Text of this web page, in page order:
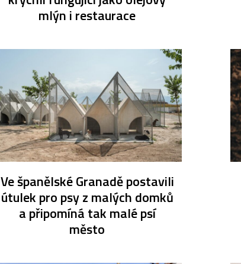
mlýn i restaurace
Ve španělské Granadě postavili
útulek pro psy z malých domků
a připomíná tak malé psí
město